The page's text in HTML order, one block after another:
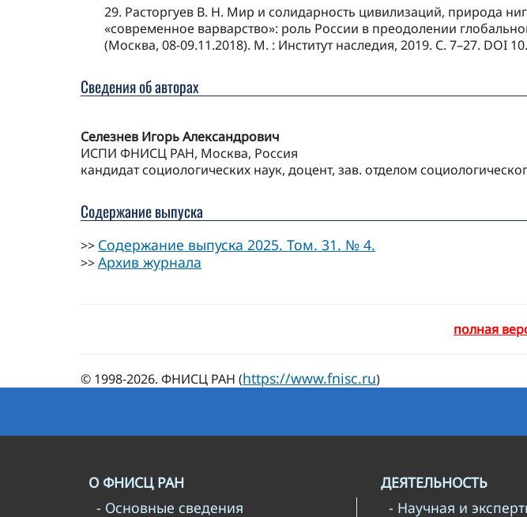
29. Расторгуев В. Н. Мир и солидарность цивилизаций, природа
«современное варварство»: роль России в преодолении
(Москва, 08-09.11.2018). М. : Институт наследия, 2019. С. 7–27. DOI
Сведения об авторах
Селезнев Игорь Александрович
ИСПИ ФНИСЦ РАН, Москва, Россия
кандидат социологических наук, доцент, зав. отделом
Содержание выпуска
>> Содержание выпуска 2025. Том. 31. № 4.
>>Архив журнала
полная
© 1998-2026. ФНИСЦ РАН (https://www.fnisc.ru)
О ФНИСЦ РАН
- Основные сведения
ДЕЯТЕЛЬНОСТЬ
- Научная и